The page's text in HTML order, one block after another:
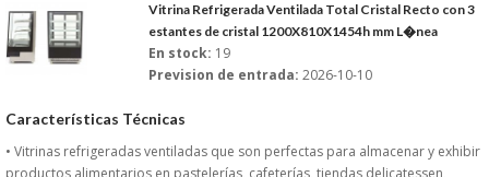
REFORMAS Y PROYECTOS
REGISTRARSE
SERVICIO TECNICO
Vitrina Refrigerada Ventilada Total Cristal Recto con 3
estantes de cristal 1200X810X1454h mm L�nea
En stock: 19
Prevision de entrada: 2026-10-10
Características Técnicas
• Vitrinas refrigeradas ventiladas que son perfectas para almacenar y exhibir
productos alimentarios en pastelerías, cafeterías, tiendas delicatessen,